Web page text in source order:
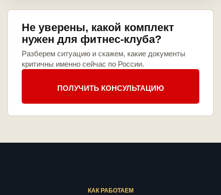
Не уверены, какой комплект
нужен для фитнес-клуба?
Разберем ситуацию и скажем, какие документы
критичны именно сейчас по России.
ПОЛУЧИТЬ КОНСУЛЬТАЦИЮ
КАК РАБОТАЕМ